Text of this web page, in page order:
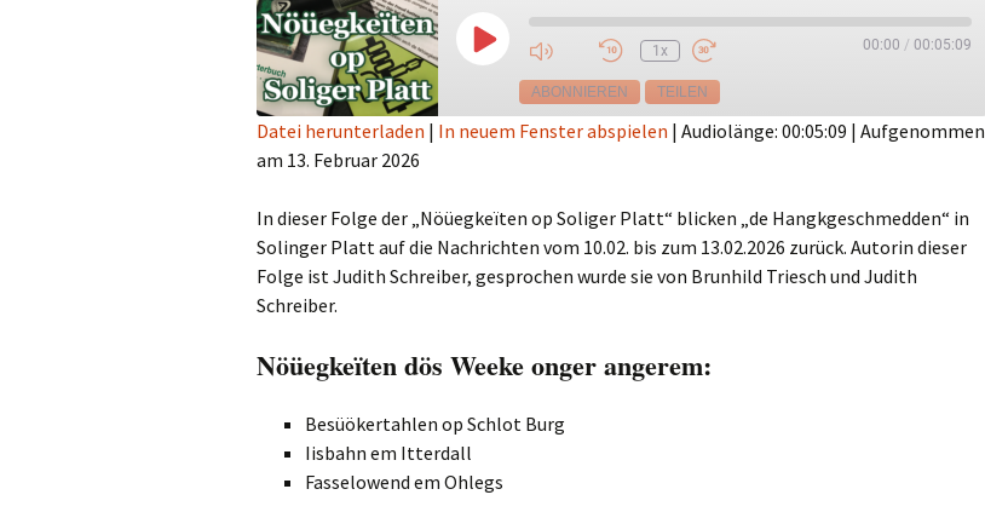
Play
Episode
1x 00:00 / 00:05:09
ABONNIEREN TEILEN
TEILEN
LINK
EMBED
Datei herunterladen | In neuem Fenster abspielen | Audiolänge: 00:05:09 | Aufgenommen
am 13. Februar 2026
In dieser Folge der „Nöüegkeïten op Soliger Platt“ blicken „de Hangkgeschmedden“ in
Solinger Platt auf die Nachrichten vom 10.02. bis zum 13.02.2026 zurück. Autorin dieser
Folge ist Judith Schreiber, gesprochen wurde sie von Brunhild Triesch und Judith
Schreiber.
Nöüegkeïten dös Weeke onger angerem:
Besüökertahlen op Schlot Burg
Iisbahn em Itterdall
Fasselowend em Ohlegs